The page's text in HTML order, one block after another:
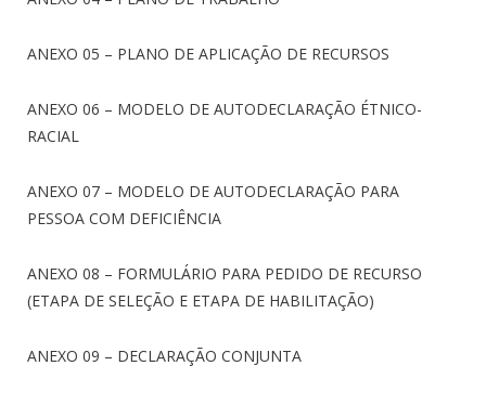
ANEXO 05 – PLANO DE APLICAÇÃO DE RECURSOS
ANEXO 06 – MODELO DE AUTODECLARAÇÃO ÉTNICO-
RACIAL
ANEXO 07 – MODELO DE AUTODECLARAÇÃO PARA
PESSOA COM DEFICIÊNCIA
ANEXO 08 – FORMULÁRIO PARA PEDIDO DE RECURSO
(ETAPA DE SELEÇÃO E ETAPA DE HABILITAÇÃO)
ANEXO 09 – DECLARAÇÃO CONJUNTA